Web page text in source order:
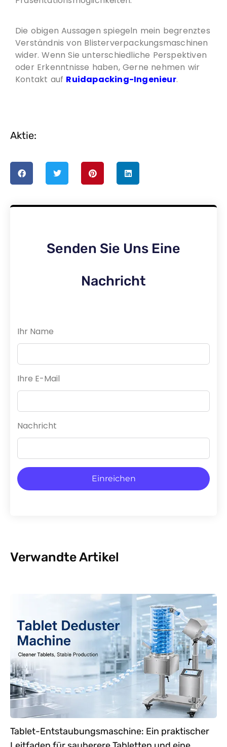
Die obigen Aussagen spiegeln mein begrenztes
Verständnis von Blisterverpackungsmaschinen
wider. Wenn Sie unterschiedliche Perspektiven
oder Erkenntnisse haben, Gerne nehmen wir
Kontakt auf Ruidapacking-Ingenieur.
Aktie:
Senden Sie Uns Eine
Nachricht
Ihr Name
Ihre E-Mail
Nachricht
Einreichen
Verwandte Artikel
Tablet-Entstaubungsmaschine: Ein praktischer